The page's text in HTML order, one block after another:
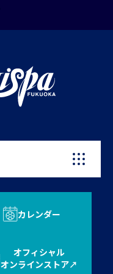
カレンダー
オフィシャル
オンラインストア